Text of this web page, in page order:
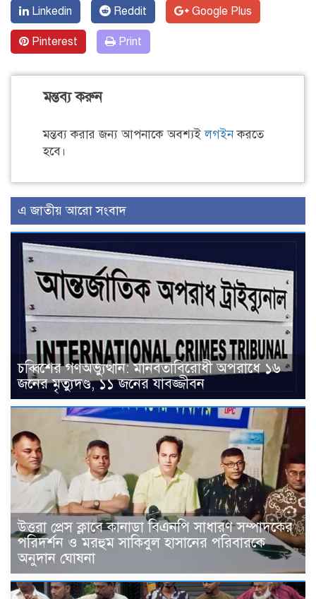
Linkedin Reddit Google Plus
Pinterest Print
মন্তব্য করুন
মন্তব্য করার জন্য আপনাকে অবশ্যইলগইনকরতে
হবে।
এ জাতীয় আরো সংবাদ
চব্বিশের গণঅভ্যুত্থান: মানবতাবিরোধী অপরাধে ১৬
জনের মৃত্যুদণ্ড, ১১ জনের যাবজ্জীবন
উত্তরা প্রেস ক্লাবে কানাডা বিএনপি সাধারণ সম্পাদকের
পরিদর্শন ও মরহুম সাকিবুল হাসানের পরিবারকে
অনুদান ঘোষনা